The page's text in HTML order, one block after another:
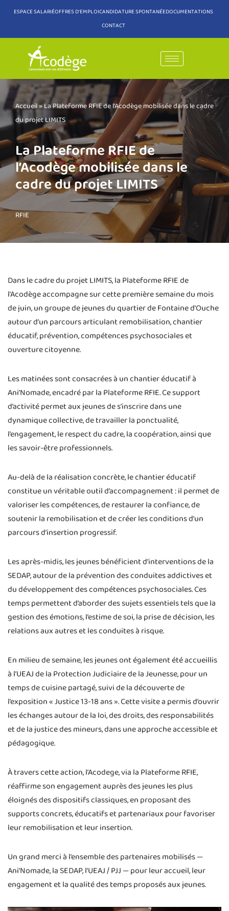
au
contenu
ESPACE SALARIÉOFFRES D'EMPLOICANDIDATURE SPONTANÉEDOCUMENTATIONS
CONTACT
Accueil»La Plateforme RFIE de l’Acodège mobilisée dans le cadre
du projet LIMITS
La Plateforme RFIE de
l’Acodège mobilisée dans le
cadre du projet LIMITS
RFIE
Dans le cadre du projet LIMITS, la Plateforme RFIE de
l’Acodège accompagne sur cette première semaine du mois
de juin, un groupe de jeunes du quartier de Fontaine d’Ouche
autour d’un parcours articulant remobilisation, chantier
éducatif, prévention, compétences psychosociales et
ouverture citoyenne.
Les matinées sont consacrées à un chantier éducatif à
Ani’Nomade, encadré par la Plateforme RFIE. Ce support
d’activité permet aux jeunes de s’inscrire dans une
dynamique collective, de travailler la ponctualité,
l’engagement, le respect du cadre, la coopération, ainsi que
les savoir-être professionnels.
Au-delà de la réalisation concrète, le chantier éducatif
constitue un véritable outil d’accompagnement : il permet de
valoriser les compétences, de restaurer la confiance, de
soutenir la remobilisation et de créer les conditions d’un
parcours d’insertion progressif.
Les après-midis, les jeunes bénéficient d’interventions de la
SEDAP, autour de la prévention des conduites addictives et
du développement des compétences psychosociales. Ces
temps permettent d’aborder des sujets essentiels tels que la
gestion des émotions, l’estime de soi, la prise de décision, les
relations aux autres et les conduites à risque.
En milieu de semaine, les jeunes ont également été accueillis
à l’UEAJ de la Protection Judiciaire de la Jeunesse, pour un
temps de cuisine partagé, suivi de la découverte de
l’exposition « Justice 13-18 ans ». Cette visite a permis d’ouvrir
les échanges autour de la loi, des droits, des responsabilités
et de la justice des mineurs, dans une approche accessible et
pédagogique.
À travers cette action, l’Acodege, via la Plateforme RFIE,
réaffirme son engagement auprès des jeunes les plus
éloignés des dispositifs classiques, en proposant des
supports concrets, éducatifs et partenariaux pour favoriser
leur remobilisation et leur insertion.
Un grand merci à l’ensemble des partenaires mobilisés —
Ani’Nomade, la SEDAP, l’UEAJ / PJJ — pour leur accueil, leur
engagement et la qualité des temps proposés aux jeunes.